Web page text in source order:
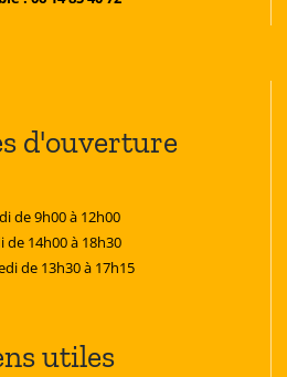
d'ouverture
de 9h00 à 12h00
de 14h00 à 18h30
de 13h30 à 17h15
utiles